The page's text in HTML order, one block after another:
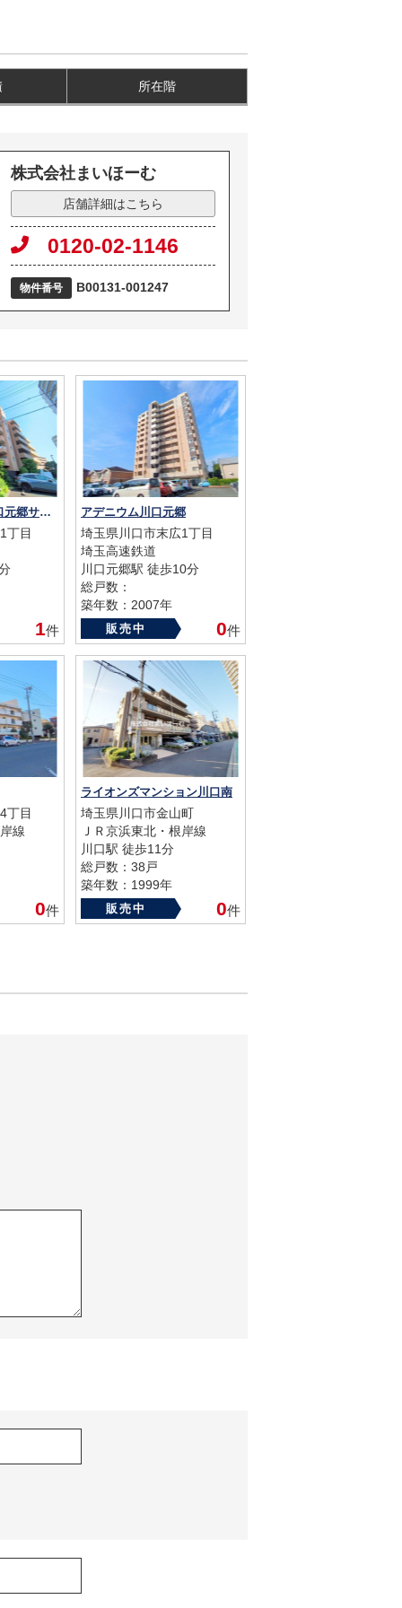
所在階
株式会社まいほーむ
店舗詳細はこちら
0120-02-1146
物件番号 B00131-001247
レーベンハイム川口元郷サザンテラス
丁目
1件
アデニウム川口元郷
埼玉県川口市末広1丁目
埼玉高速鉄道
川口元郷駅 徒歩10分
総戸数：
築年数：2007年
販売中 0件
丁目
線
0件
ライオンズマンション川口南
埼玉県川口市金山町
ＪＲ京浜東北・根岸線
川口駅 徒歩11分
総戸数：38戸
築年数：1999年
販売中 0件